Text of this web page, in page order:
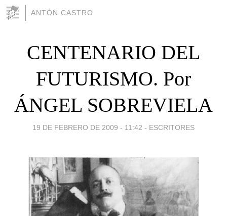
ANTÓN CASTRO
CENTENARIO DEL
FUTURISMO. Por
ÁNGEL SOBREVIELA
19 DE FEBRERO DE 2009 - 11:42 - ESCRITORES